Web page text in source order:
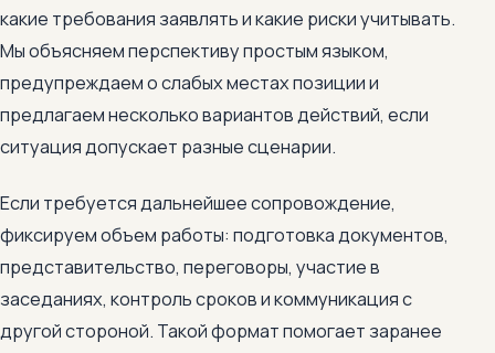
какие требования заявлять и какие риски учитывать.
Мы объясняем перспективу простым языком,
предупреждаем о слабых местах позиции и
предлагаем несколько вариантов действий, если
ситуация допускает разные сценарии.
Если требуется дальнейшее сопровождение,
фиксируем объем работы: подготовка документов,
представительство, переговоры, участие в
заседаниях, контроль сроков и коммуникация с
другой стороной. Такой формат помогает заранее